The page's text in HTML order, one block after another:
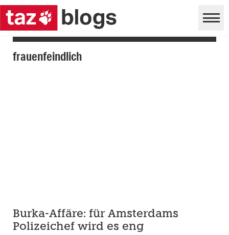
frauenfeindlich
Burka-Affäre: für Amsterdams
Polizeichef wird es eng